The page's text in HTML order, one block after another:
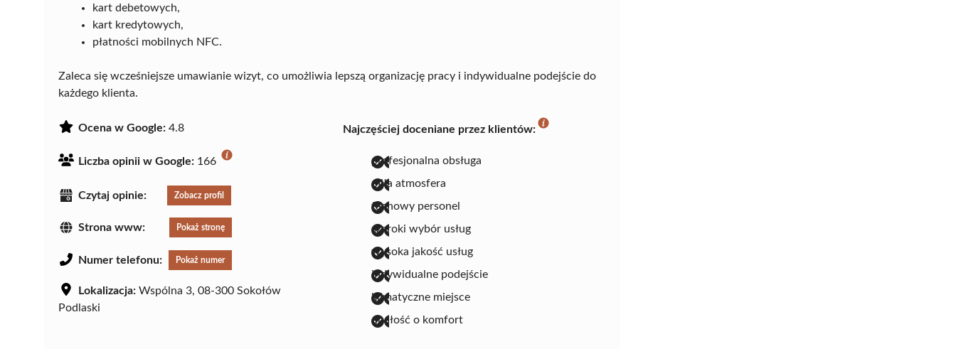
kart debetowych,
kart kredytowych,
płatności mobilnych NFC.
Zaleca się wcześniejsze umawianie wizyt, co umożliwia lepszą organizację pracy i indywidualne podejście do
każdego klienta.
Ocena w Google: 4.8
Liczba opinii w Google: 166
Czytaj opinie: Zobacz profil
Strona www: Pokaż stronę
Numer telefonu: Pokaż numer
Lokalizacja: Wspólna 3, 08-300 Sokołów
Podlaski
Najczęściej doceniane przez klientów:
profesjonalna obsługa
miła atmosfera
fachowy personel
szeroki wybór usług
wysoka jakość usług
indywidualne podejście
klimatyczne miejsce
dbałość o komfort